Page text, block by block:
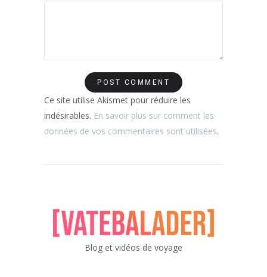
Ce site utilise Akismet pour réduire les
indésirables. En savoir plus sur comment les
données de vos commentaires sont utilisées.
Blog et vidéos de voyage